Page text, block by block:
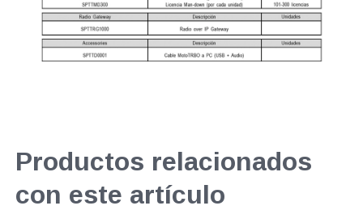
Productos relacionados
con este artículo